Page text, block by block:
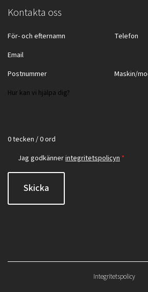
Kontakta oss
0 tecken / 0 ord
Jag godkännerintegritetspolicyn *
Skicka
Integritetspolicy